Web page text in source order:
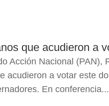
que acudieron a
Acción Nacional (PAN),
acudieron a votar este
En conferencia...